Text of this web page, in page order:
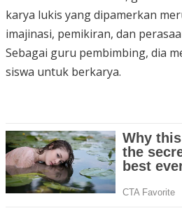
karya lukis yang dipamerkan
imajinasi, pemikiran, dan
Sebagai guru pembimbing, dia
siswa untuk berkarya.